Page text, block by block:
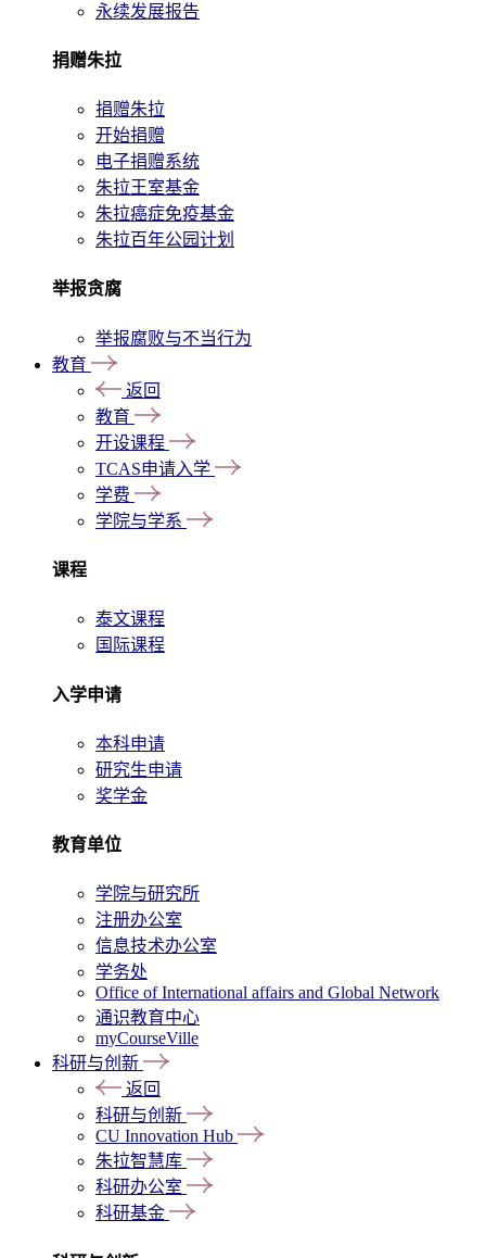
永续发展报告
捐赠朱拉
捐赠朱拉
开始捐赠
电子捐赠系统
朱拉王室基金
朱拉癌症免疫基金
朱拉百年公园计划
举报贪腐
举报腐败与不当行为
教育
返回
教育
开设课程
TCAS申请入学
学费
学院与学系
课程
泰文课程
国际课程
入学申请
本科申请
研究生申请
奖学金
教育单位
学院与研究所
注册办公室
信息技术办公室
学务处
Office of International affairs and Global Network
通识教育中心
myCourseVille
科研与创新
返回
科研与创新
CU Innovation Hub
朱拉智慧库
科研办公室
科研基金